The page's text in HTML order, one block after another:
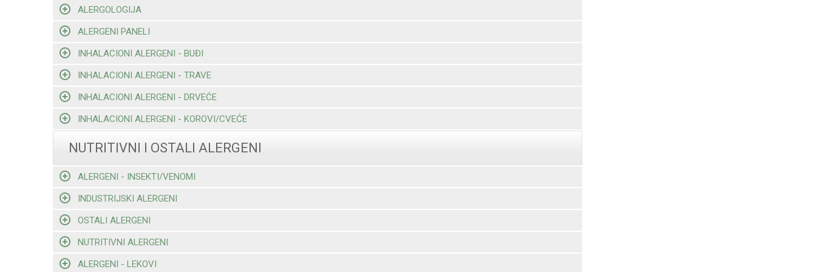
ALERGOLOGIJA
ALERGENI PANELI
INHALACIONI ALERGENI - BUĐI
INHALACIONI ALERGENI - TRAVE
INHALACIONI ALERGENI - DRVEĆE
INHALACIONI ALERGENI - KOROVI/CVEĆE
NUTRITIVNI I OSTALI ALERGENI
ALERGENI - INSEKTI/VENOMI
INDUSTRIJSKI ALERGENI
OSTALI ALERGENI
NUTRITIVNI ALERGENI
ALERGENI - LEKOVI